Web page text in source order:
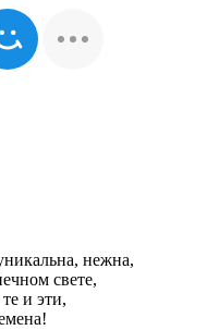
нежна,
свете,
и эти,